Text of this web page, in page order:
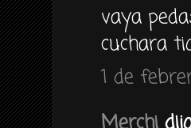
vaya
cuchara
1 de